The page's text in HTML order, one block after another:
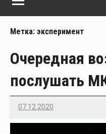
Метка: эксперимент
Очередная
послушать
07.12.2020
Imatvey